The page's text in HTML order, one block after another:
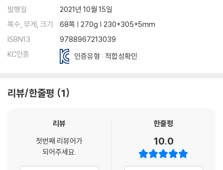
발행일
2021년 10월 15일
쪽수, 무게, 크기
68쪽 | 270g | 230*305*5mm
ISBN13
9788967213039
KC인증
인증유형 : 적합성확인
리뷰/한줄평 1
리뷰
첫번째 리뷰어가
되어주세요.
한줄평
10.0